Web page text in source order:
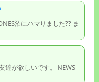
沼にハマりました?? ま
達が欲しいです。 NEWS